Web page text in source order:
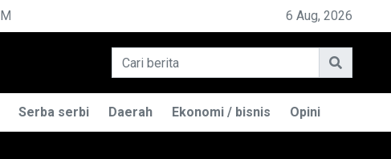
PEMILIK BASO ENGGAL MALANG DIGUGAT DI PN BANDUNG
6 Aug, 2026
Serba serbi Daerah Ekonomi / bisnis Opini